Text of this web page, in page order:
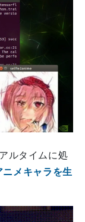
ルタイムに処
メキャラを生